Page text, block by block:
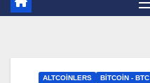
ALTCOINLERS BITCOIN - BTC